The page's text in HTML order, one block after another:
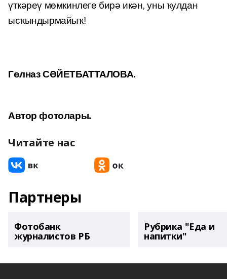
үткәреү мөмкинлеге бирә икән, уны ҡулдан
ысҡындырмайыҡ!
Гөлназ СӘЙЕТБАТТАЛОВА.
Автор фотолары.
Читайте нас
Партнеры
Фотобанк
журналистов РБ
Рубрика "Еда и
напитки"